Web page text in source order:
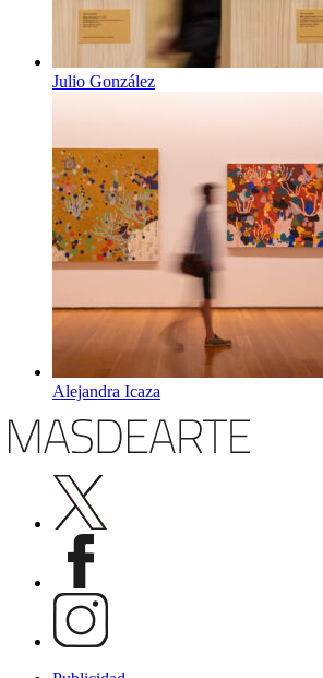
Julio González
Alejandra Icaza